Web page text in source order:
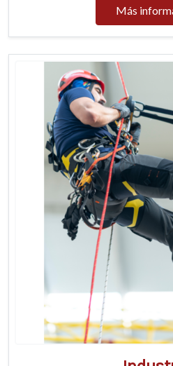
Más